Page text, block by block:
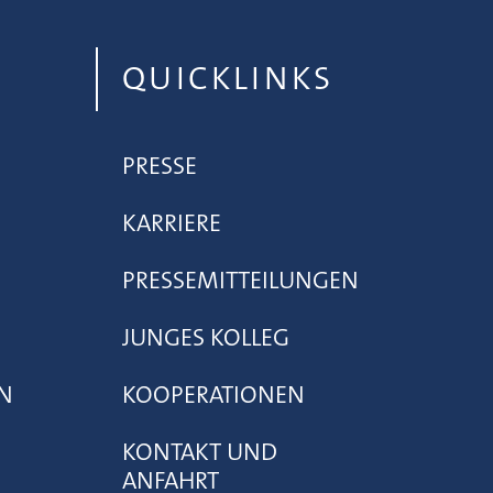
QUICKLINKS
PRESSE
KARRIERE
PRESSEMITTEILUNGEN
JUNGES KOLLEG
KOOPERATIONEN
KONTAKT UND
ANFAHRT